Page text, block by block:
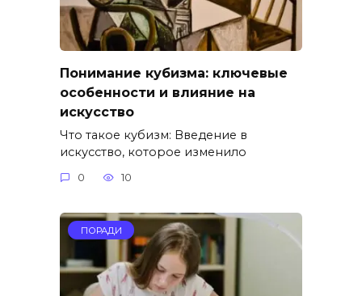
Понимание кубизма: ключевые
особенности и влияние на
искусство
Что такое кубизм: Введение в
искусство, которое изменило
0 10
ПОРАДИ